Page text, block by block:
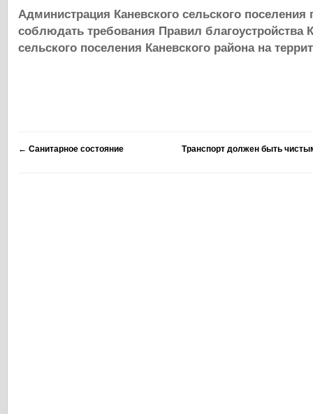
Администрация Каневского сельского поселения
соблюдать требования Правил благоустройства
сельского поселения Каневского района на
← Санитарное состояние Транспорт должен быть